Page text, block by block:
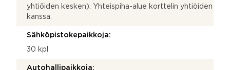
yhtiöiden kesken). Yhteispiha-alue korttelin yhtiöiden
kanssa.
Sähköpistokepaikkoja:
30 kpl
Autohallipaikkoja: